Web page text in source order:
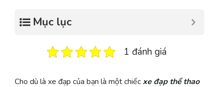
Mục lục
1 đánh giá
Cho dù là xe đạp của bạn là một chiếc xe đạp thể thao